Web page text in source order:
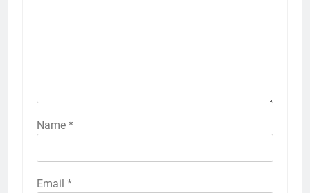
Name *
Email *